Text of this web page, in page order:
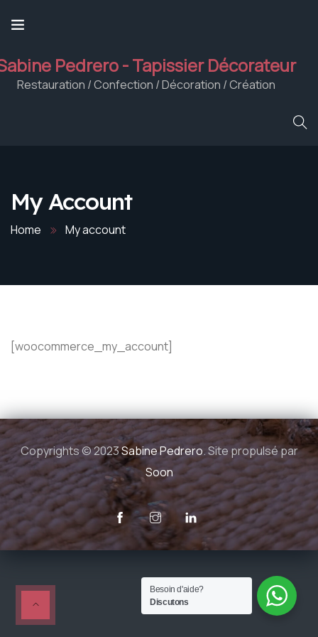
Pedrero - Tapissier Décorateur
Restauration / Confection / Décoration / Création
My Account
Home My account
[woocommerce_my_account]
Copyrights © 2023Sabine Pedrero. Site propulsé par
Soon
Besoin d'aide?
Discutons